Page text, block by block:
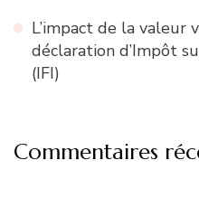
L’impact de la valeur
déclaration d’Impôt
(IFI)
Commentaires